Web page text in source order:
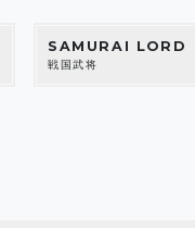
SAMURAI LORD
戦国武将